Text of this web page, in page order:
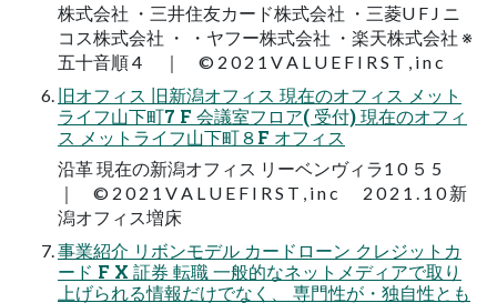
株式会社 ・三井住友カード株式会社 ・三菱U F J ニ
コス株式会社 ・ ・ヤフー株式会社 ・楽天株式会社 ※
五十音順 4 ｜ © 2 0 2 1 V A L U E F I R S T , i n c
旧オフィス 旧新潟オフィス 現在のオフィス メット
ライフ山下町7 F 会議室フロア( 受付) 現在のオフィ
ス メットライフ山下町８F オフィス
沿革 現在の新潟オフィス リーベンヴィラ1 0 ５ 5
｜ © 2 0 2 1 V A L U E F I R S T , i n c 2 0 2 1 . 1 0 新
潟オフィス増床
事業紹介 リボンモデル カードローン クレジットカ
ード F X 証券 転職 一般的なネットメディアで取り
上げられる情報だけでなく、 専門性が・独自性とも